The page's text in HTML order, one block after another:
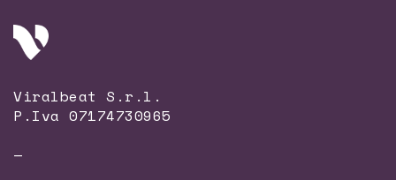
Viralbeat S.r.l.
P.Iva 07174730965
—